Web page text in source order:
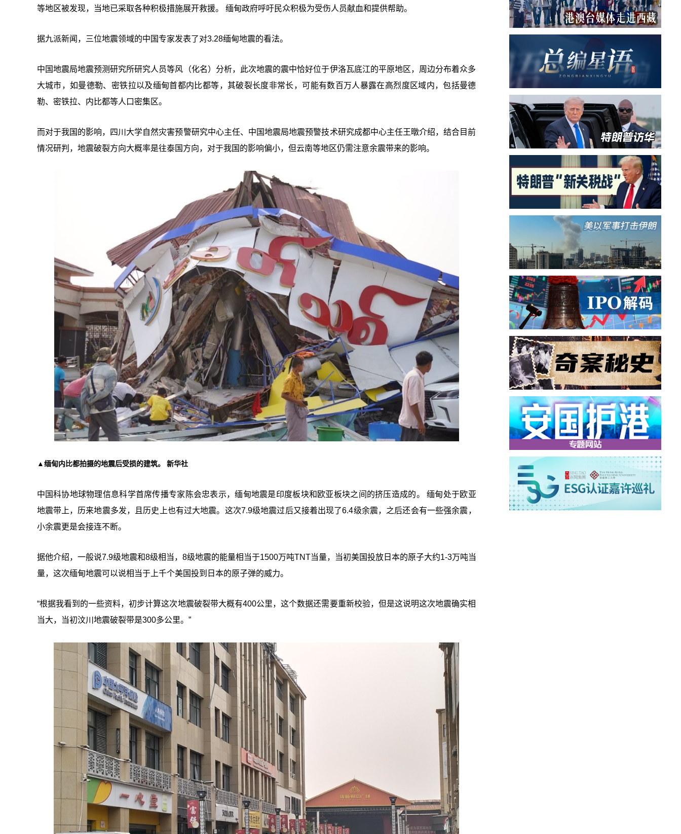
等地区被发现，当地已采取各种积极措施展开救援。 缅甸政府呼吁民众积极为受伤人员献血和提供帮助。
据九派新闻，三位地震领域的中国专家发表了对3.28缅甸地震的看法。
中国地震局地震预测研究所研究人员等风（化名）分析，此次地震的震中恰好位于伊洛瓦底江的平原地区，周边分布着众多
大城市，如曼德勒、密铁拉以及缅甸首都内比都等，其破裂长度非常长，可能有数百万人暴露在高烈度区域内，包括曼德
勒、密铁拉、内比都等人口密集区。
而对于我国的影响，四川大学自然灾害预警研究中心主任、中国地震局地震预警技术研究成都中心主任王暾介绍，结合目前
情况研判，地震破裂方向大概率是往泰国方向，对于我国的影响偏小，但云南等地区仍需注意余震带来的影响。
▲缅甸内比都拍摄的地震后受损的建筑。 新华社
中国科协地球物理信息科学首席传播专家陈会忠表示，缅甸地震是印度板块和欧亚板块之间的挤压造成的。 缅甸处于欧亚
地震带上，历来地震多发，且历史上也有过大地震。这次7.9级地震过后又接着出现了6.4级余震，之后还会有一些强余震，
小余震更是会接连不断。
据他介绍，一般说7.9级地震和8级相当，8级地震的能量相当于1500万吨TNT当量，当初美国投放日本的原子大约1-3万吨当
量，这次缅甸地震可以说相当于上千个美国投到日本的原子弹的威力。
“根据我看到的一些资料，初步计算这次地震破裂带大概有400公里，这个数据还需要重新校验，但是这说明这次地震确实相
当大，当初汶川地震破裂带是300多公里。”